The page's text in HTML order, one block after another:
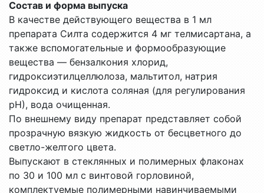
Состав и форма выпуска
В качестве действующего вещества в 1 мл
препарата Силта содержится 4 мг телмисартана, а
также вспомогательные и формообразующие
вещества — бензалкония хлорид,
гидроксиэтилцеллюлоза, мальтитол, натрия
гидроксид и кислота соляная (для регулирования
рН), вода очищенная.
По внешнему виду препарат представляет собой
прозрачную вязкую жидкость от бесцветного до
светло-желтого цвета.
Выпускают в стеклянных и полимерных флаконах
по 30 и 100 мл с винтовой горловиной,
комплектуемые полимерными навинчиваемыми